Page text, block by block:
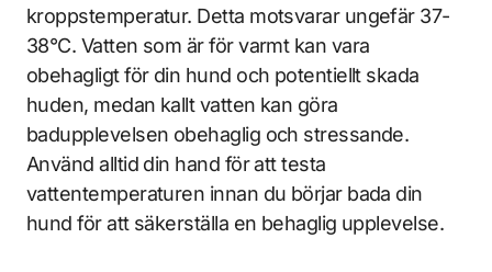
kroppstemperatur. Detta motsvarar ungefär 37-
38°C. Vatten som är för varmt kan vara
obehagligt för din hund och potentiellt skada
huden, medan kallt vatten kan göra
badupplevelsen obehaglig och stressande.
Använd alltid din hand för att testa
vattentemperaturen innan du börjar bada din
hund för att säkerställa en behaglig upplevelse.